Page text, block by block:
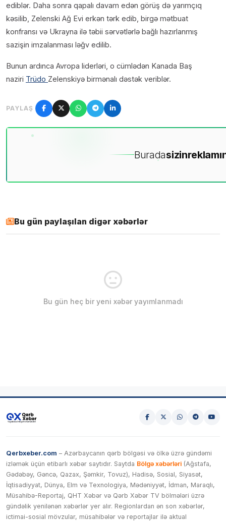
ediblər. Daha sonra qapalı davam edən görüş də yarımçıq
kəsilib, Zelenski Ağ Evi erkən tərk edib, birgə mətbuat
konfransı və Ukrayna ilə təbii sərvətlərlə bağlı hazırlanmış
sazişin imzalanması ləğv edilib.
Bunun ardınca Avropa liderləri, o cümlədən Kanada Baş
naziri Trüdo Zelenskiyə birmənalı dəstək veriblər.
PAYLAŞ
Buradasizin
Bu gün paylaşılan digər xəbərlər
Bu gün heç bir yeni xəbər yayımlanmadı
Qerbxeber.com – Azərbaycanın qərb bölgəsi və ölkə üzrə gündəmi
izləmək üçün etibarlı xəbər saytıdır. Saytda Bölgə xəbərləri (Ağstafa,
Gədəbəy, Gəncə, Qazax, Şəmkir, Tovuz), Hadisə, Sosial, Siyasət,
İqtisadiyyat, Dünya, Elm və Texnologiya, Mədəniyyət, İdman, Maraqlı,
Müsahibə-Reportaj, QHT Xəbər və Qərb Xəbər TV bölmələri üzrə
gündəlik yenilənən xəbərlər yer alır. Regionlardan ən son xəbərlər,
ictimai-sosial mövzular, müsahibələr və reportajlar ilə aktual